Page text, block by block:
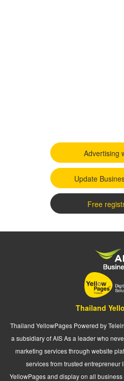
Advertising
Update
Free
Thailand
Thailand YellowPages Powered by
a subsidiary of AIS As a leader who
marketing services through website
services from trusted entrepreneur
YellowPages and display on all